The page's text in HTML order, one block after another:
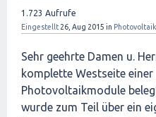
1.723 Aufrufe
Eingestellt 26, Aug 2015 in Photovoltaik
Sehr geehrte Damen u.
komplette Westseite
Photovoltaikmodule
wurde zum Teil über ein